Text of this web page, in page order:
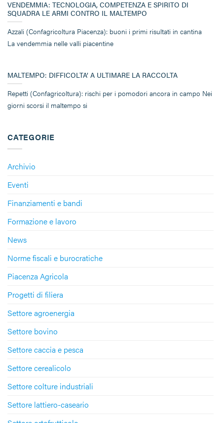
CATEGORIE
Archivio
Eventi
Finanziamenti e bandi
Formazione e lavoro
News
Norme fiscali e burocratiche
Piacenza Agricola
Progetti di filiera
Settore agroenergia
Settore bovino
Settore caccia e pesca
Settore cerealicolo
Settore colture industriali
Settore lattiero-caseario
VENDEMMIA: TECNOLOGIA, COMPETENZA E SPIRITO DI
SQUADRA LE ARMI CONTRO IL MALTEMPO
Azzali (Confagricoltura Piacenza): buoni i primi risultati in cantina
La vendemmia nelle valli piacentine
MALTEMPO: DIFFICOLTA’ A ULTIMARE LA RACCOLTA
Repetti (Confagricoltura): rischi per i pomodori ancora in campo Nei
giorni scorsi il maltempo si